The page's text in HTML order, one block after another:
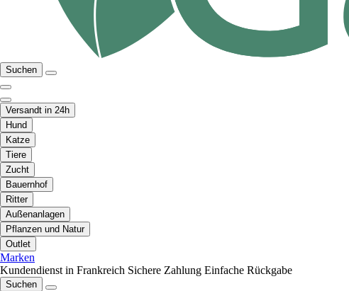
Suchen
Versandt in 24h
Hund
Katze
Tiere
Zucht
Bauernhof
Ritter
Außenanlagen
Pflanzen und Natur
Outlet
Marken
Kundendienst in Frankreich Sichere Zahlung Einfache Rückgabe
Suchen